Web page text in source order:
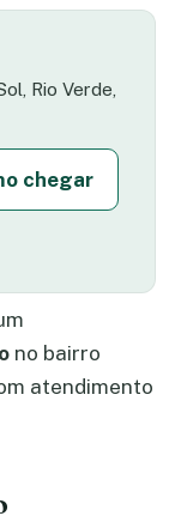
Rio Verde,
chegar
no bairro
atendimento